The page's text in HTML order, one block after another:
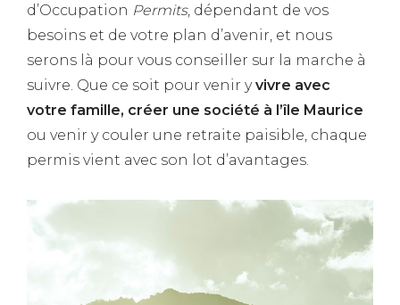
d’Occupation Permits, dépendant de vos
besoins et de votre plan d’avenir, et nous
serons là pour vous conseiller sur la marche à
suivre. Que ce soit pour venir yvivre avec
votre famille, créer une société à l’île Maurice
ou venir y couler une retraite paisible, chaque
permis vient avec son lot d’avantages.